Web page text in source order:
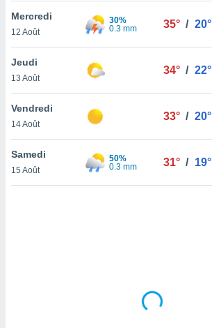
votre
à
en
le
Mercredi
12 Août
30%
0.3 mm
35° / 20°
Jeudi
13 Août
34° / 22°
Vendredi
14 Août
33° / 20°
Samedi
15 Août
50%
0.3 mm
31° / 19°